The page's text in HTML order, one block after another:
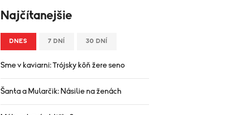
Najčítanejšie
DNES 7 DNÍ 30 DNÍ
Sme v kaviarni: Trójsky kôň žere seno
Šanta a Mularčik: Násilie na ženách